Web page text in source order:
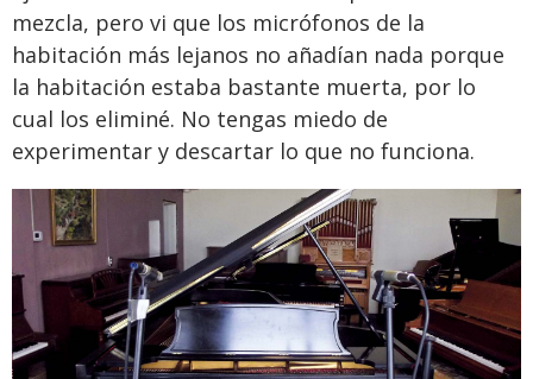
mezcla, pero vi que los micrófonos de la
habitación más lejanos no añadían nada porque
la habitación estaba bastante muerta, por lo
cual los eliminé. No tengas miedo de
experimentar y descartar lo que no funciona.